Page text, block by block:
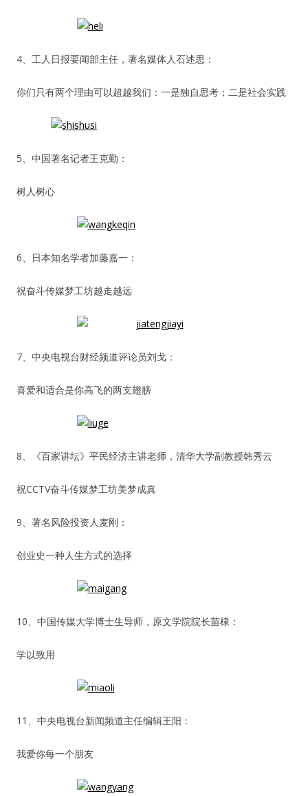
4、工人日报要闻部主任，著名媒体人石述思：
你们只有两个理由可以超越我们：一是独自思考；二是社会实践
5、中国著名记者王克勤：
树人树心
6、日本知名学者加藤嘉一：
祝奋斗传媒梦工坊越走越远
7、中央电视台财经频道评论员刘戈：
喜爱和适合是你高飞的两支翅膀
8、《百家讲坛》平民经济主讲老师，清华大学副教授韩秀云
祝CCTV奋斗传媒梦工坊美梦成真
9、著名风险投资人麦刚：
创业史一种人生方式的选择
10、中国传媒大学博士生导师，原文学院院长苗棣：
学以致用
11、中央电视台新闻频道主任编辑王阳：
我爱你每一个朋友